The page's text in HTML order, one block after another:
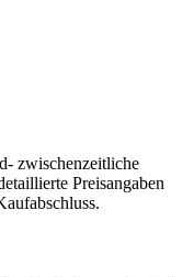
zwischenzeitliche
Preisangaben